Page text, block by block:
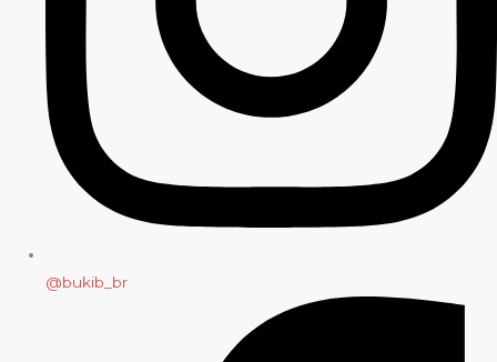
@bukib_br